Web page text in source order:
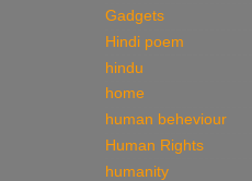
Gadgets
Hindi poem
hindu
home
human beheviour
Human Rights
humanity